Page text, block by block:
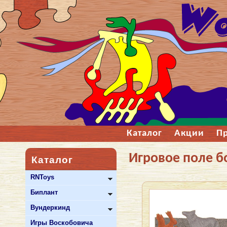
Каталог Акции
Каталог
RNToys
Биплант
Вундеркинд
Игры Воскобовича
Игровое поле